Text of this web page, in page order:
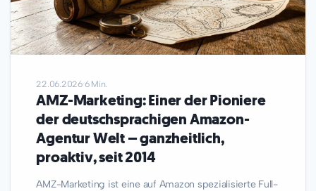
22.06.2026·6 Min.
AMZ-Marketing: Einer der Pioniere
der deutschsprachigen Amazon-
Agentur Welt – ganzheitlich,
proaktiv, seit 2014
AMZ-Marketing ist eine auf Amazon spezialisierte Full-